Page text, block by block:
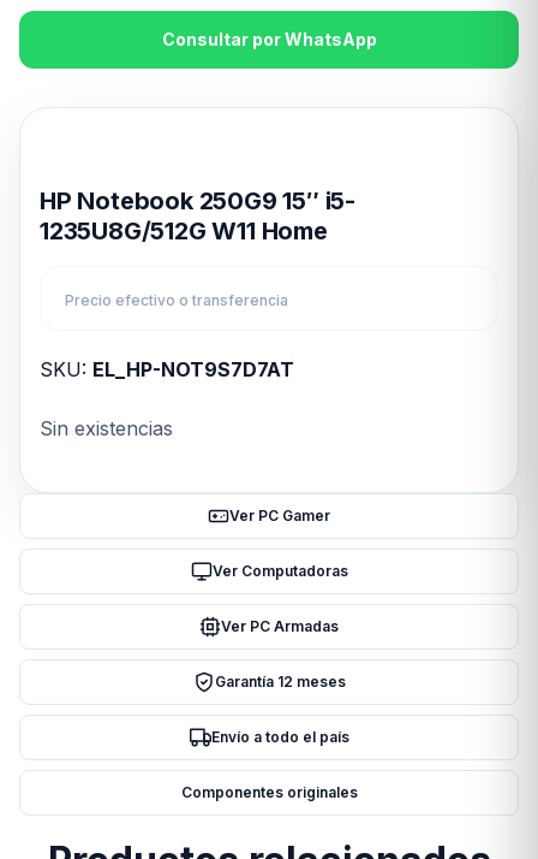
Consultar por WhatsApp
HP Notebook 250G9 15″ i5-
1235U8G/512G W11 Home
Precio efectivo o transferencia
SKU: EL_HP-NOT9S7D7AT
Sin existencias
Ver PC Gamer
Ver Computadoras
Ver PC Armadas
Garantía 12 meses
Envío a todo el país
Componentes originales